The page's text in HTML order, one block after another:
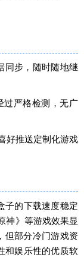
步，随时随地继
严格检测，无广
推送定制化游戏
的下载速度稳定
神》等游戏效果显
但部分冷门游戏资
和娱乐性的优质软